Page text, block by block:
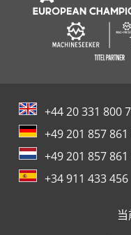
+44 20 331 800
+49 201 857 861
+49 201 857 861
+34 911 433 456